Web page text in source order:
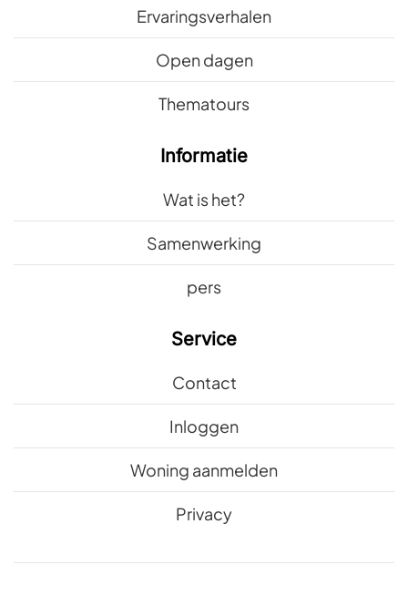
Ervaringsverhalen
Open dagen
Thematours
Informatie
Wat is het?
Samenwerking
pers
Service
Contact
Inloggen
Woning aanmelden
Privacy